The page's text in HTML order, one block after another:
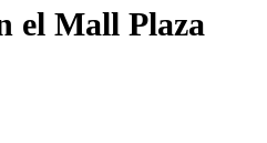
el Mall Plaza